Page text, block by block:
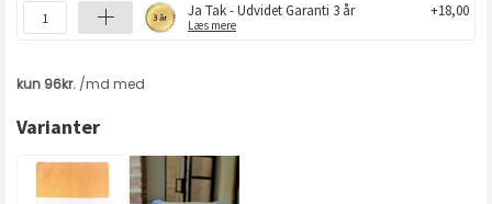
Ja Tak - Udvidet Garanti 3 år
Læs mere
+18,00
Varianter